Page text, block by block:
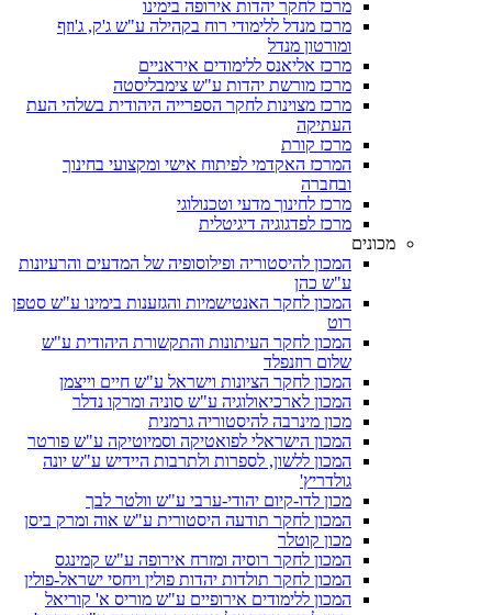
מרכז לחקר יהדות אירופה בימינו
מרכז מנדל ללימודי רוח בקהילה ע"ש ג'ק, ג'וזף
ומורטון מנדל
מרכז אליאנס ללימודים איראניים
מרכז מורשת יהדות ע"ש צימבליסטה
מרכז מצוינות לחקר הספרייה היהודית בשלהי העת
העתיקה
מרכז קורת
המרכז האקדמי לפיתוח אישי ומקצועי בחינוך
ובחברה
מרכז לחינוך מדעי וטכנולוגי
מרכז לפדגוגיה דיגיטלית
מכונים
המכון להיסטוריה ופילוסופיה של המדעים והרעיונות
ע"ש כהן
המכון לחקר האנטישמיות והגזענות בימינו ע"ש סטפן
רוט
המכון לחקר העיתונות והתקשורת היהודית ע"ש
שלום רוזנפלד
המכון לחקר הציונות וישראל ע"ש חיים וייצמן
המכון לארכיאולוגיה ע"ש סוניה ומרקו נדלר
מכון מינרבה להיסטוריה גרמנית
המכון הישראלי לפואטיקה וסמיוטיקה ע"ש פורטר
המכון ללשון, לספרות ולתרבות היידיש ע"ש יונה
גולדריץ'
מכון לדו-קיום יהודי-ערבי ע"ש וולטר לבך
המכון לחקר תודעה היסטורית ע"ש אוה ומרק ביסן
מכון קוטלר
המכון לחקר רוסיה ומזרח אירופה ע"ש קמינגס
המכון לחקר תולדות יהדות פולין ויחסי ישראל-פולין
המכון ללימודים אירופיים ע"ש מוריס א' קוריאל